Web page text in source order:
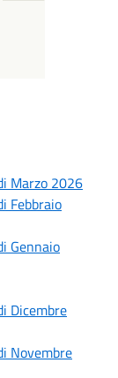
Marzo 2026
Febbraio
Gennaio
Dicembre
Novembre